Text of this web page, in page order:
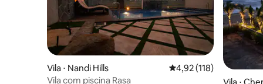
Vila ⋅ Nandi Hills 4,92 de uma avaliação
4,92 (118)
Vila com piscina Rasa